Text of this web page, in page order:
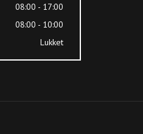
08:00 - 17:00
08:00 - 10:00
Lukket